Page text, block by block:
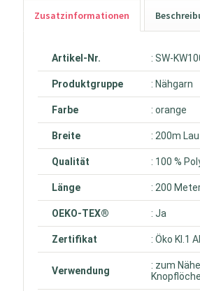
Zusatzinformationen
Artikel-Nr. : SW-
Produktgruppe : Nähgarn
Farbe : orange
Breite : 200m
Qualität : 100 %
Länge : 200
OEKO-TEX® : Ja
Zertifikat : Öko Kl.1
Verwendung
: zum